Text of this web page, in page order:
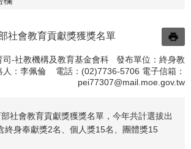
社會教育貢獻獎獲獎名單
司-社教機構及教育基金會科 發布單位：終身教
人：李佩倫 電話：(02)7736-5706 電子信箱：
pei77307@mail.moe.gov.tw
社會教育貢獻獎獲獎名單，今年共計選拔出
終身奉獻獎2名、個人獎15名、團體獎15